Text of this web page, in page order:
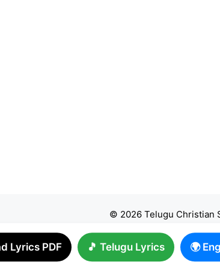
© 2026 Telugu Christian
Lyrics PDF 🎵 Telugu Lyrics 🌍